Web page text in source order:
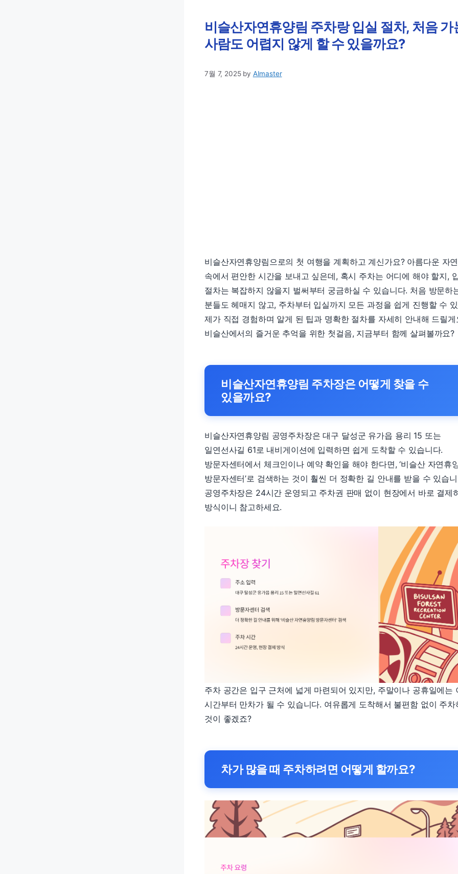
비슬산자연휴양림 주차랑 입실 절차, 처음 가
사람도 어렵지 않게 할 수 있을까요?
7월 7, 2025 by AImaster
비슬산자연휴양림으로의 첫 여행을 계획하고 계신가요? 아름다운 자연
속에서 편안한 시간을 보내고 싶은데, 혹시 주차는 어디에 해야 할지,
절차는 복잡하지 않을지 벌써부터 궁금하실 수 있습니다. 처음 방문하
분들도 헤매지 않고, 주차부터 입실까지 모든 과정을 쉽게 진행할 수
제가 직접 경험하며 알게 된 팁과 명확한 절차를 자세히 안내해 드릴게
비슬산에서의 즐거운 추억을 위한 첫걸음, 지금부터 함께 살펴볼까요?
비슬산자연휴양림 주차장은 어떻게 찾을 수
있을까요?
비슬산자연휴양림 공영주차장은 대구 달성군 유가읍 용리 15 또는
일연선사길 61로 내비게이션에 입력하면 쉽게 도착할 수 있습니다.
방문자센터에서 체크인이나 예약 확인을 해야 한다면, ‘비슬산 자연휴
방문자센터’로 검색하는 것이 훨씬 더 정확한 길 안내를 받을 수 있습
공영주차장은 24시간 운영되고 주차권 판매 없이 현장에서 바로 결제
방식이니 참고하세요.
주차 공간은 입구 근처에 넓게 마련되어 있지만, 주말이나 공휴일에는
시간부터 만차가 될 수 있습니다. 여유롭게 도착해서 불편함 없이 주차
것이 좋겠죠?
차가 많을 때 주차하려면 어떻게 할까요?